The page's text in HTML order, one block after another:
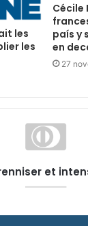
les
les
Cécile
país y
en
27
et